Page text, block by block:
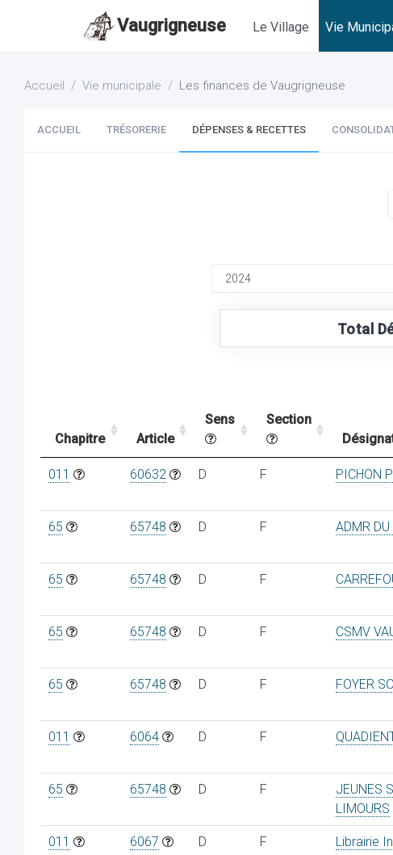
Vaugrigneuse Le Village Vie
Accueil Vie municipale Les finances de Vaugrigneuse
ACCUEIL TRÉSORERIE DÉPENSES & RECETTES
Total
Chapitre Article
Sens
Section
011 60632 D F PICHON
65 65748 D F ADMR
65 65748 D F
65 65748 D F CSMV
65 65748 D F FOYER
011 6064 D F
65 65748 D F
JEUNES
LIMOURS
011 6067 D F Librairie